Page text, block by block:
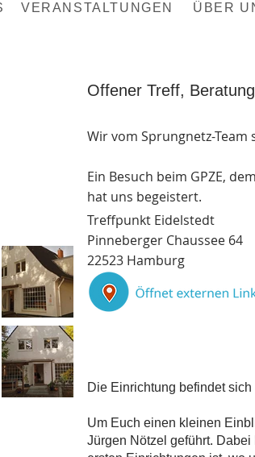
VERANSTALTUNGEN ÜBER
Offener Treff,
Wir vom Sprungnetz-
Ein Besuch beim GPZE,
hat uns begeistert.
Treffpunkt Eidelstedt
Pinneberger Chaussee 64
22523 Hamburg
Die Einrichtung befindet
Um Euch einen kleinen
Jürgen Nötzel geführt.